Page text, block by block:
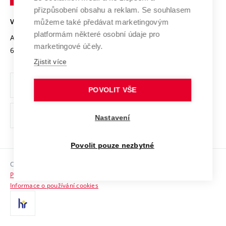
Projekty
Projekty ze strukturálních fondů
Specifický výzkum
Univerzitní sítě
Bezpečná univerzita
Vyznamenání
Organizační struktura
Ochrana osobních údajů
odkaz)
Sociální bezpečí
HR Award
Kontakty
VYSOKÉ UČENÍ TECHNICKÉ V BRNĚ
Antonínská 548/1
602 00 Brno
www.vut.cz
vut@vutbr.cz
Copyright © 2026 VUT
Prohlášení o přístupnosti
Informace o používání cookies
přizpůsobení obsahu a reklam. Se souhlasem
můžeme také předávat marketingovým
platformám některé osobní údaje pro
marketingové účely.
Zjistit více
POVOLIT VŠE
Nastavení
Povolit pouze nezbytné